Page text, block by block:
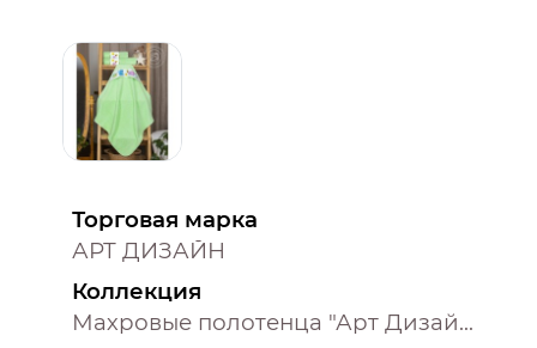
Торговая марка
АРТ ДИЗАЙН
Коллекция
Махровые полотенца "Арт Дизайн" (Турция)